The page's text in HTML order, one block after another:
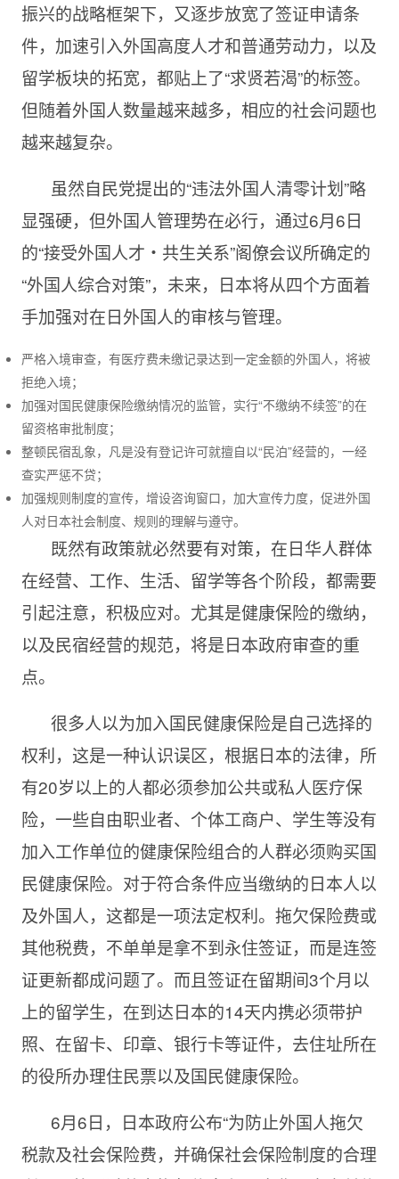
振兴的战略框架下，又逐步放宽了签证申请条
件，加速引入外国高度人才和普通劳动力，以及
留学板块的拓宽，都贴上了“求贤若渴”的标签。
但随着外国人数量越来越多，相应的社会问题也
越来越复杂。
虽然自民党提出的“违法外国人清零计划”略
显强硬，但外国人管理势在必行，通过6月6日
的“接受外国人才・共生关系”阁僚会议所确定的
“外国人综合对策”，未来，日本将从四个方面着
手加强对在日外国人的审核与管理。
严格入境审查，有医疗费未缴记录达到一定金额的外国人，将被
拒绝入境；
加强对国民健康保险缴纳情况的监管，实行“不缴纳不续签”的在
留资格审批制度；
整顿民宿乱象，凡是没有登记许可就擅自以“民泊”经营的，一经
查实严惩不贷；
加强规则制度的宣传，增设咨询窗口，加大宣传力度，促进外国
人对日本社会制度、规则的理解与遵守。
既然有政策就必然要有对策，在日华人群体
在经营、工作、生活、留学等各个阶段，都需要
引起注意，积极应对。尤其是健康保险的缴纳，
以及民宿经营的规范，将是日本政府审查的重
点。
很多人以为加入国民健康保险是自己选择的
权利，这是一种认识误区，根据日本的法律，所
有20岁以上的人都必须参加公共或私人医疗保
险，一些自由职业者、个体工商户、学生等没有
加入工作单位的健康保险组合的人群必须购买国
民健康保险。对于符合条件应当缴纳的日本人以
及外国人，这都是一项法定权利。拖欠保险费或
其他税费，不单单是拿不到永住签证，而是连签
证更新都成问题了。而且签证在留期间3个月以
上的留学生，在到达日本的14天内携必须带护
照、在留卡、印章、银行卡等证件，去住址所在
的役所办理住民票以及国民健康保险。
6月6日，日本政府公布“为防止外国人拖欠
税款及社会保险费，并确保社会保险制度的合理